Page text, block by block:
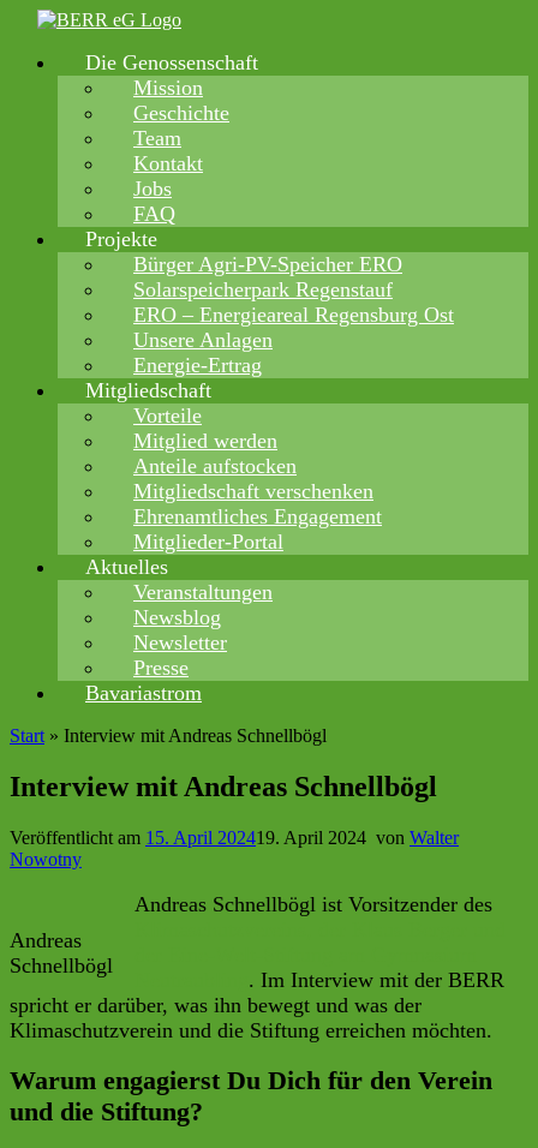
Zum
springen
Die Genossenschaft
Mission
Geschichte
Team
Kontakt
Jobs
FAQ
Projekte
Bürger Agri-PV-Speicher ERO
Solarspeicherpark Regenstauf
ERO – Energieareal Regensburg Ost
Unsere Anlagen
Energie-Ertrag
Mitgliedschaft
Vorteile
Mitglied werden
Anteile aufstocken
Mitgliedschaft verschenken
Ehrenamtliches Engagement
Mitglieder-Portal
Aktuelles
Veranstaltungen
Newsblog
Newsletter
Presse
Bavariastrom
Start » Interview mit Andreas Schnellbögl
Interview mit Andreas Schnellbögl
Veröffentlicht am 15. April 202419. April 2024 von Walter
Nowotny
Andreas
Schnellbögl
Andreas Schnellbögl ist Vorsitzender des
. Im Interview mit der BERR
spricht er darüber, was ihn bewegt und was der
Klimaschutzverein und die Stiftung erreichen möchten.
Warum engagierst Du Dich für den Verein
und die Stiftung?